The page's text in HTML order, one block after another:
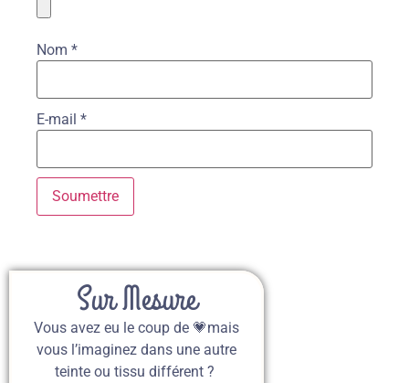
Nom *
E-mail *
Sur Mesure
Vous avez eu le coup de 💗mais
vous l’imaginez dans une autre
teinte ou tissu différent ?